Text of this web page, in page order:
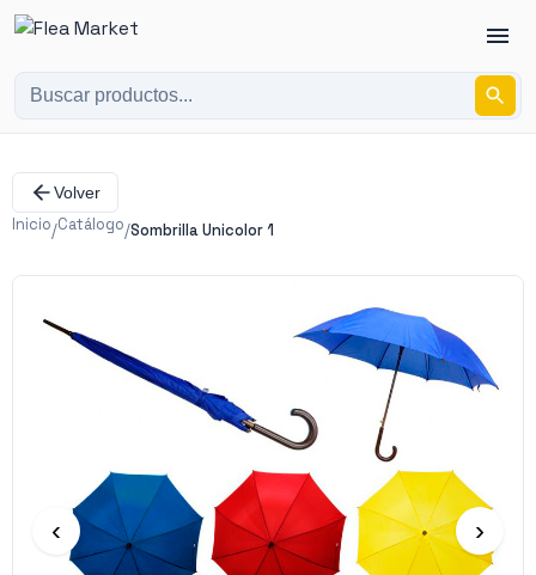
Volver
Inicio/Catálogo/Sombrilla Unicolor 1
‹ ›